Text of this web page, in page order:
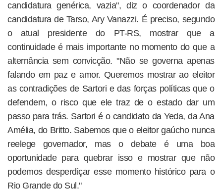
candidatura genérica, vazia", diz o coordenador da
candidatura de Tarso, Ary Vanazzi. É preciso, segundo
o atual presidente do PT-RS, mostrar que a
continuidade é mais importante no momento do que a
alternância sem convicção. "Não se governa apenas
falando em paz e amor. Queremos mostrar ao eleitor
as contradições de Sartori e das forças políticas que o
defendem, o risco que ele traz de o estado dar um
passo para trás. Sartori é o candidato da Yeda, da Ana
Amélia, do Britto. Sabemos que o eleitor gaúcho nunca
reelege governador, mas o debate é uma boa
oportunidade para quebrar isso e mostrar que não
podemos desperdiçar esse momento histórico para o
Rio Grande do Sul."